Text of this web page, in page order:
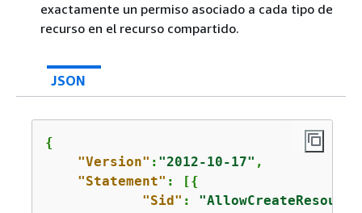
exactamente un permiso asociado a cada tipo de
recurso en el recurso compartido.
JSON
{
"Version" : "2012-10-17" ,
"Statement" : [{
"Sid" :